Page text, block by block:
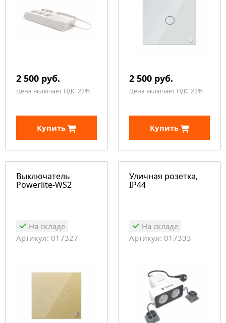
2 500 руб.
Цена включает НДС 22%
Купить
2 500 руб.
Цена включает НДС 22%
Купить
Выключатель
Powerlite-WS2
На складе
Артикул: 017327
Уличная розетка,
IP44
На складе
Артикул: 017333